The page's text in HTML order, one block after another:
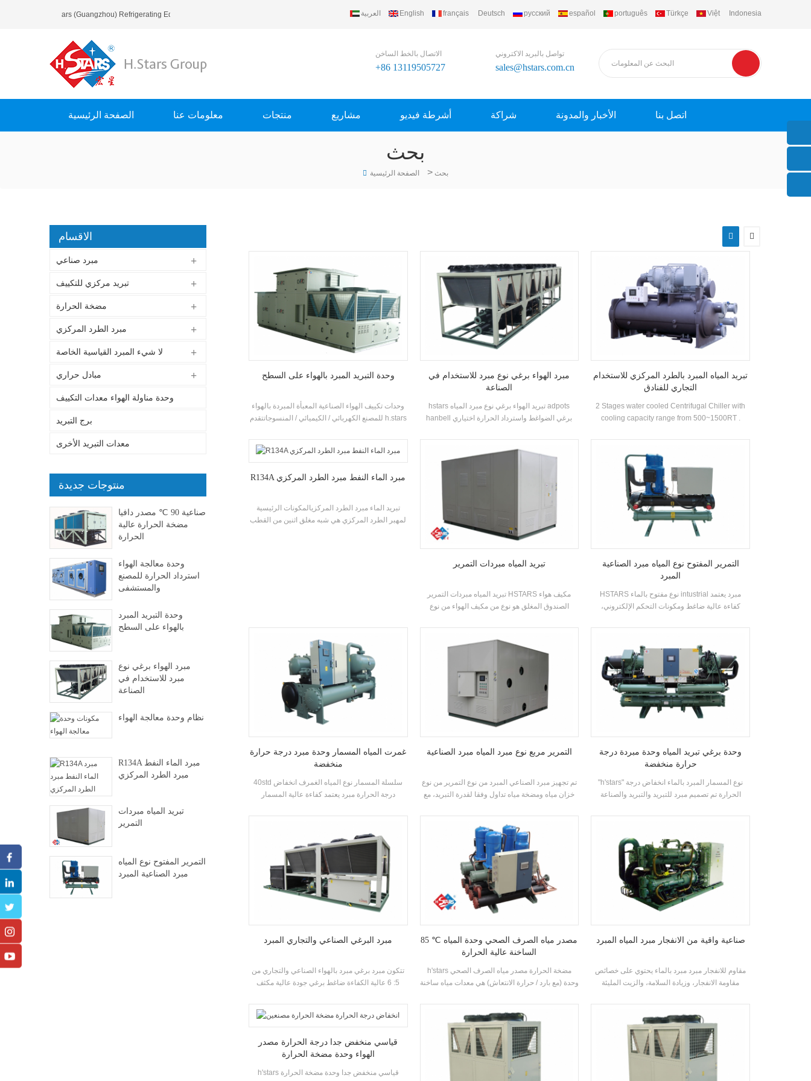
مرحبا بك في H.Stars (Guangzhou) Refrigerating Equipment Group Ltd.. العربية English français Deutsch русский español português Türkçe Việt Indonesia
الاتصال بالخط الساخن
+86 13119505727
تواصل بالبريد الاكتروني
sales@hstars.com.cn
الصفحة الرئيسية معلومات عنا منتجات مشاريع أشرطة فيديو شراكة الأخبار والمدونة اتصل بنا
بحث
الصفحة الرئيسية > بحث
وحدة التبريد المبرد بالهواء على السطح
وحدات تكييف الهواء الصناعية المعبأة المبردة بالهواء
للمصنع الكهربائي / الكيميائي / المنسوجاتتقدم h.stars
السيارات والطباعة وصناعة الأغذية والمباني التجارية
والمعالجة الصوتية وحماية البيئة وجودة الهواء الداخلي
مبرد الهواء برغي نوع مبرد للاستخدام في
الصناعة
hstars تبريد الهواء برغي نوع مبرد المياه adpots
hanbell برغي الضواغط واسترداد الحرارة اختياري
سهلة.
تبريد المياه المبرد بالطرد المركزي للاستخدام
التجاري للفنادق
2 Stages water cooled Centrifugal Chiller with
cooling capacity range from 500~1500RT .
performing, so future-proof that once it’s
installed, you may never have to think about it
again. Low maintance cost.
R134A مبرد الماء النفط مبرد الطرد المركزي
تبريد الماء مبرد الطرد المركزيالمكونات الرئيسية
لمهبر الطرد المركزي هي شبه مغلق اثنين من القطب
تبريد المياه مبردات التمرير
تبريد المياه مبردات التمرير HSTARS مكيف هواء
الصندوق المغلق هو نوع من مكيف الهواء من نوع
والصغيرة مكاتب. مكيفات الهواء مجلس الوزراء لديها
مزايا الطاقة العالية والرياح القوية الطاقة. الوحدة لديها
8 المواصفات القياسية ومدخل مياه التبريد درجة
مصنع، مطعم، مركز تسوق، مكتب وغيرها من أجهزة
تكييف الهواء أنظمة
التمرير المفتوح نوع المياه مبرد الصناعية
المبرد
HSTARS نوع مفتوح بالماء intustrial مبرد يعتمد
كفاءة عالية ضاغط ومكونات التحكم الإلكتروني،
غمرت المياه المسمار وحدة مبرد درجة حرارة
منخفضة
40std سلسلة المسمار نوع المياه الغمرف انخفاض
درجة الحرارة مبرد يعتمد كفاءة عالية المسمار
غمرف المياه، R22 و R134A مبرج. يمكن تكوين
الوحدة لديها 39 القياسية المواصفات.
التمرير مربع نوع مبرد المياه مبرد الصناعية
تم تجهيز مبرد الصناعي المبرد من نوع التمرير من نوع
خزان مياه ومضخة مياه تداول وفقا لقدرة التبريد، مع
الإلكترونية مكونات. وهي مجهزة ب كفاءة عالية شل و
وحدة برغي تبريد المياه وحدة مبردة درجة
حرارة منخفضة
"h'stars" نوع المسمار المبرد بالماء انخفاض درجة
الحرارة تم تصميم مبرد للتبريد والتبريد والصناعة
متطلبات قدرة التبريد المختلفة ودرجة الحرارة
مبرد البرغي الصناعي والتجاري المبرد
تتكون مبرد برغي مبرد بالهواء الصناعي والتجاري من
5: 6 عالية الكفاءة ضاغط برغي جودة عالية مكثف
الكهربائي مكونات، والتي يمكن استخدامها على نطاق
واسع في مختلف الصناعات.
85 ℃ مصدر مياه الصرف الصحي وحدة المياه
الساخنة عالية الحرارة
h'stars مضخة الحرارة مصدر مياه الصرف الصحي
وحدة (مع بارد / حرارة الانتعاش) هي معدات مياه ساخنة
حمام السباحة وغيرها من أماكن الاستحمام، واستخراج
الحرارة من مياه الصرف الصحي المحلية، وتوفير
الطاقة وحماية البيئة.توفير 30٪ ~ 50٪ مقارنة مع
طريقة التدفئة التقليدية، والتي يمكن أن تقلل كثيرا من
العملية التكلفة.
صناعية واقية من الانفجار مبرد المياه المبرد
مقاوم للانفجار مبرد مبرد بالماء يحتوي على خصائص
مقاومة الانفجار، وزيادة السلامة، والزيت المليئة
محكم، إلخ، وهو مناسب لبيئة الفضاء الداخلي المغلقة
قياسي منخفض جدا درجة الحرارة مصدر
الهواء وحدة مضخة الحرارة
h'stars قياسي منخفض جدا وحدة مضخة الحرارة
الاقسام
مبرد صناعي
تبريد مركزي للتكييف
مضخة الحرارة
مبرد الطرد المركزي
لا شيء المبرد القياسية الخاصة
مبادل حراري
وحدة مناولة الهواء معدات التكييف
برج التبريد
معدات التبريد الأخرى
منتوجات جديدة
صناعية 90 ℃ مصدر دافيا
مضخة الحرارة عالية
الحرارة
وحدة معالجة الهواء
استرداد الحرارة للمصنع
والمستشفى
وحدة التبريد المبرد
بالهواء على السطح
مبرد الهواء برغي نوع
مبرد للاستخدام في
الصناعة
نظام وحدة معالجة الهواء
R134A مبرد الماء النفط
مبرد الطرد المركزي
تبريد المياه مبردات
التمرير
التمرير المفتوح نوع المياه
مبرد الصناعية المبرد